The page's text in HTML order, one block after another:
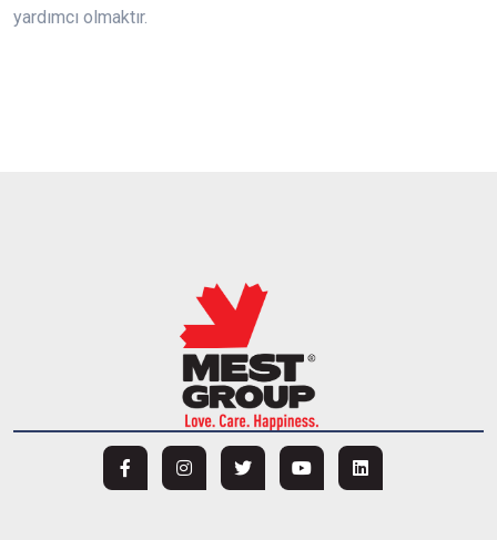
yardımcı olmaktır.